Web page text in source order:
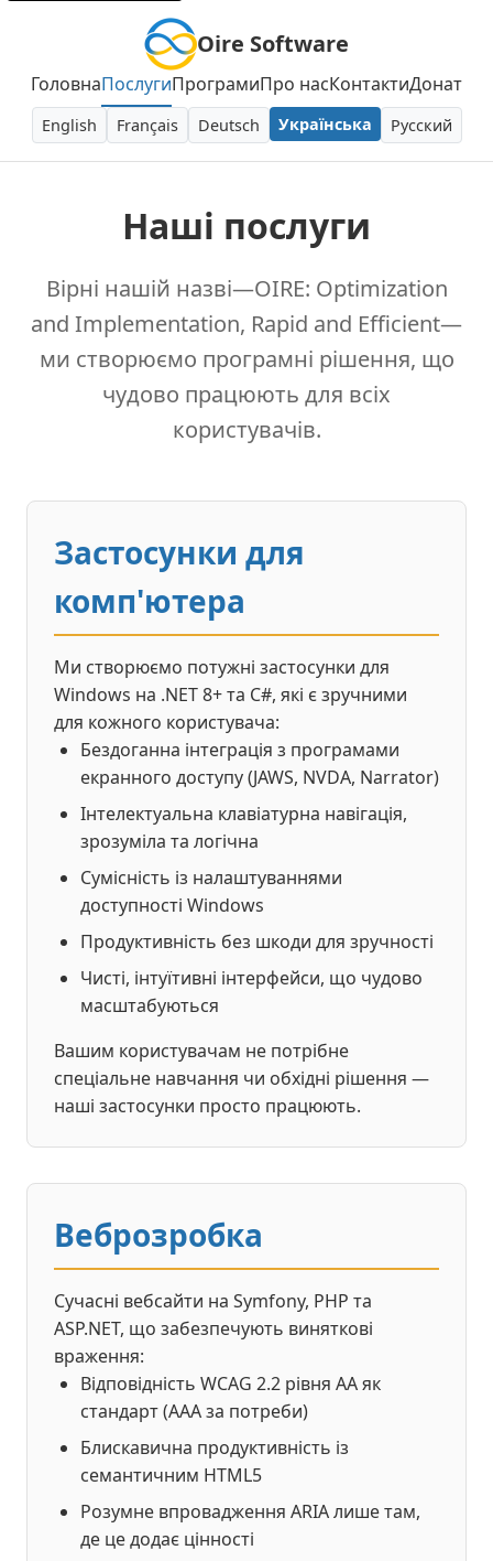
Oire Software
ГоловнаПослугиПрограмиПро насКонтактиДонат
English Français Deutsch Українська Русский
Наші послуги
Вірні нашій назві—OIRE: Optimization
and Implementation, Rapid and Efficient—
ми створюємо програмні рішення, що
чудово працюють для всіх
користувачів.
Застосунки для
комп'ютера
Ми створюємо потужні застосунки для
Windows на .NET 8+ та C#, які є зручними
для кожного користувача:
Бездоганна інтеграція з програмами
екранного доступу (JAWS, NVDA, Narrator)
Інтелектуальна клавіатурна навігація,
зрозуміла та логічна
Сумісність із налаштуваннями
доступності Windows
Продуктивність без шкоди для зручності
Чисті, інтуїтивні інтерфейси, що чудово
масштабуються
Вашим користувачам не потрібне
спеціальне навчання чи обхідні рішення —
наші застосунки просто працюють.
Веброзробка
Сучасні вебсайти на Symfony, PHP та
ASP.NET, що забезпечують виняткові
враження:
Відповідність WCAG 2.2 рівня AA як
стандарт (AAA за потреби)
Блискавична продуктивність із
семантичним HTML5
Розумне впровадження ARIA лише там,
де це додає цінності